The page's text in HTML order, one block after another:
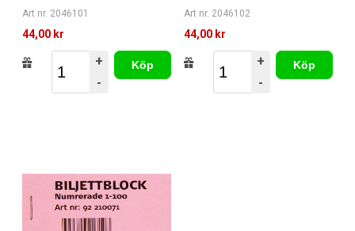
Art nr. 2046101
44,00 kr
+
-
Köp
Art nr. 2046102
44,00 kr
+
-
Köp